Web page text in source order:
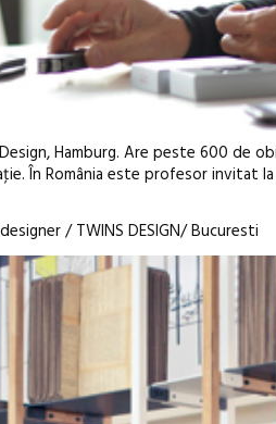
Hamburg. Are peste 600 de
În România este profesor invitat
/ TWINS DESIGN/ Bucuresti